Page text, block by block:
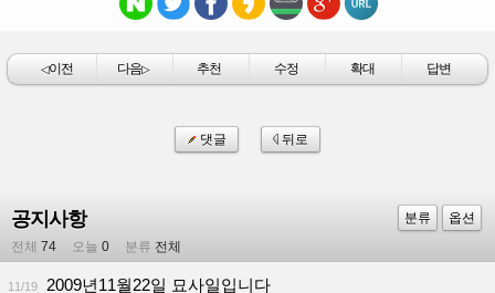
◁이전 다음▷ 추천 수정 확대 답변
댓글 뒤로
공지사항 분류
옵션
전체 74 오늘 0 분류 전체
11/19 2009년11월22일 묘사일입니다